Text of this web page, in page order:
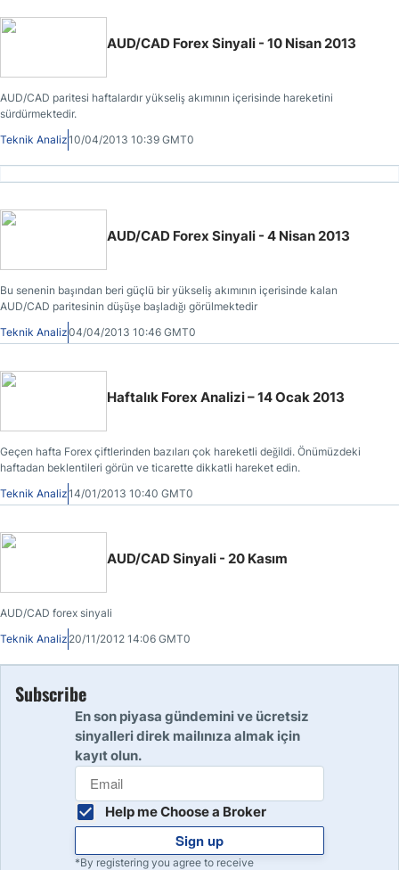
AUD/CAD Forex Sinyali - 10 Nisan 2013
AUD/CAD paritesi haftalardır yükseliş akımının içerisinde hareketini
sürdürmektedir.
Teknik Analiz10/04/2013 10:39 GMT0
AUD/CAD Forex Sinyali - 4 Nisan 2013
Bu senenin başından beri güçlü bir yükseliş akımının içerisinde kalan
AUD/CAD paritesinin düşüşe başladığı görülmektedir
Teknik Analiz04/04/2013 10:46 GMT0
Haftalık Forex Analizi – 14 Ocak 2013
Geçen hafta Forex çiftlerinden bazıları çok hareketli değildi. Önümüzdeki
haftadan beklentileri görün ve ticarette dikkatli hareket edin.
Teknik Analiz14/01/2013 10:40 GMT0
AUD/CAD Sinyali - 20 Kasım
AUD/CAD forex sinyali
Teknik Analiz 20/11/2012 14:06 GMT0
Subscribe
En son piyasa gündemini ve ücretsiz
sinyalleri direk mailınıza almak için
kayıt olun.
Help me Choose a Broker
Sign up
*By registering you agree to receive